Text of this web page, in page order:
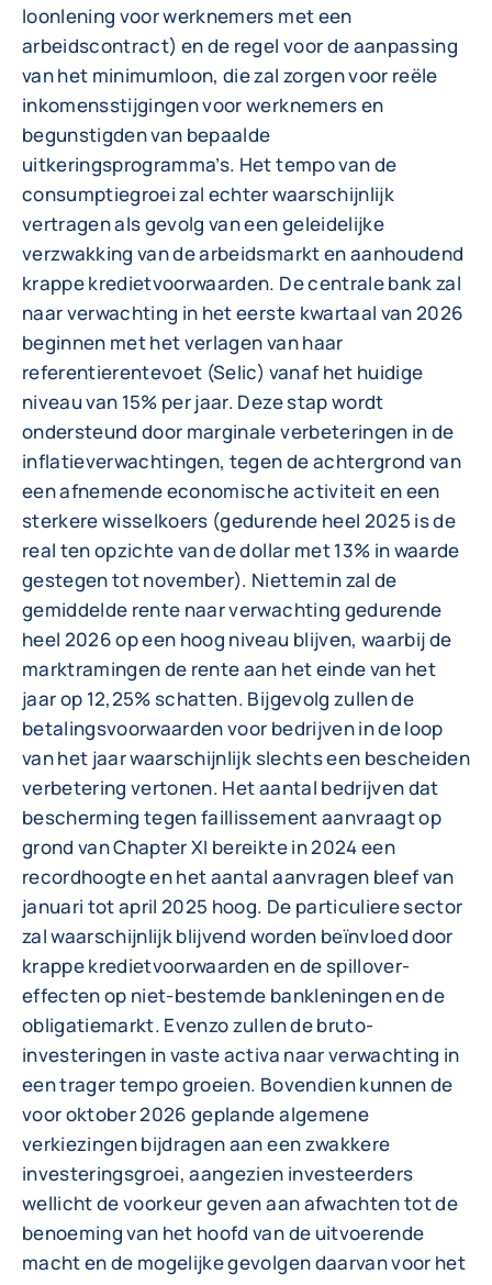
loonlening voor werknemers met een
arbeidscontract) en de regel voor de aanpassing
van het minimumloon, die zal zorgen voor reële
inkomensstijgingen voor werknemers en
begunstigden van bepaalde
uitkeringsprogramma’s. Het tempo van de
consumptiegroei zal echter waarschijnlijk
vertragen als gevolg van een geleidelijke
verzwakking van de arbeidsmarkt en aanhoudend
krappe kredietvoorwaarden. De centrale bank zal
naar verwachting in het eerste kwartaal van 2026
beginnen met het verlagen van haar
referentierentevoet (Selic) vanaf het huidige
niveau van 15% per jaar. Deze stap wordt
ondersteund door marginale verbeteringen in de
inflatieverwachtingen, tegen de achtergrond van
een afnemende economische activiteit en een
sterkere wisselkoers (gedurende heel 2025 is de
real ten opzichte van de dollar met 13% in waarde
gestegen tot november). Niettemin zal de
gemiddelde rente naar verwachting gedurende
heel 2026 op een hoog niveau blijven, waarbij de
marktramingen de rente aan het einde van het
jaar op 12,25% schatten. Bijgevolg zullen de
betalingsvoorwaarden voor bedrijven in de loop
van het jaar waarschijnlijk slechts een bescheiden
verbetering vertonen. Het aantal bedrijven dat
bescherming tegen faillissement aanvraagt op
grond van Chapter XI bereikte in 2024 een
recordhoogte en het aantal aanvragen bleef van
januari tot april 2025 hoog. De particuliere sector
zal waarschijnlijk blijvend worden beïnvloed door
krappe kredietvoorwaarden en de spillover-
effecten op niet-bestemde bankleningen en de
obligatiemarkt. Evenzo zullen de bruto-
investeringen in vaste activa naar verwachting in
een trager tempo groeien. Bovendien kunnen de
voor oktober 2026 geplande algemene
verkiezingen bijdragen aan een zwakkere
investeringsgroei, aangezien investeerders
wellicht de voorkeur geven aan afwachten tot de
benoeming van het hoofd van de uitvoerende
macht en de mogelijke gevolgen daarvan voor het